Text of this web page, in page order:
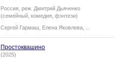
Россия, реж. Дмитрий Дьяченко
(семейный, комедия, фэнтези)
Сергей Гармаш
Елена Яковлева
Простоквашино
(2025)